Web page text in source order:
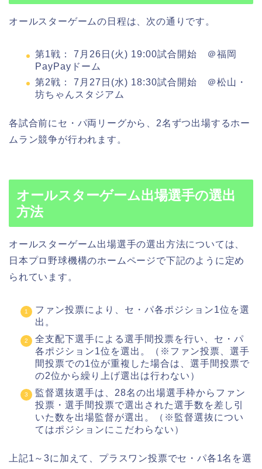
オールスターゲームの日程は、次の通りです。
第1戦： 7月26日(火) 19:00試合開始 ＠福岡
PayPayドーム
第2戦： 7月27日(水) 18:30試合開始 ＠松山・
坊ちゃんスタジアム
各試合前にセ・パ両リーグから、2名ずつ出場するホー
ムラン競争が行われます。
オールスターゲーム出場選手の選出
方法
オールスターゲーム出場選手の選出方法については、
日本プロ野球機構のホームページで下記のように定め
られています。
ファン投票により、セ・パ各ポジション1位を選
出。
全支配下選手による選手間投票を行い、セ・パ
各ポジション1位を選出。（※ファン投票、選手
間投票での1位が重複した場合は、選手間投票で
の2位から繰り上げ選出は行わない）
監督選抜選手は、28名の出場選手枠からファン
投票・選手間投票で選出された選手数を差し引
いた数を出場監督が選出。（※監督選抜につい
てはポジションにこだわらない）
上記1～3に加えて、プラスワン投票でセ・パ各1名を選